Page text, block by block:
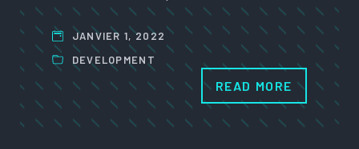
JANVIER 1, 2022
DEVELOPMENT
READ MORE